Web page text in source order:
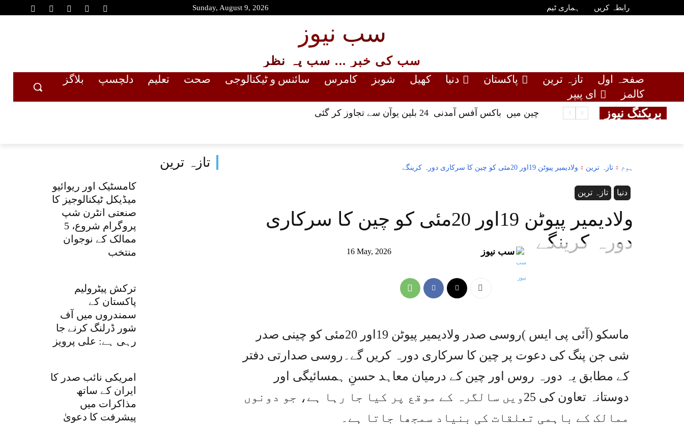
Sunday, August 9, 2026 رابطہ کریں ہماری ٹیم
سب نیوز
سب کی خبر ... سب پہ نظر
صفحہ اول تازہ ترین پاکستان دنیا کھیل شوبز کامرس سائنس و ٹیکنالوجی صحت تعلیم دلچسپ
بلاگز
کالمز
ای پیپر
بریکنگ نیوز چین میں باکس آفس آمدنی 24 بلین یوآن سے تجاوز کر گئی
تازہ ترین
کامسٹیک اور ریوائیو
میڈیکل ٹیکنالوجیز کا
صنعتی انٹرن شپ
پروگرام شروع، 5
ممالک کے نوجوان
منتخب
ترکش پیٹرولیم
پاکستان کے
سمندروں میں آف
شور ڈرلنگ کرنے جا
رہی ہے: علی پرویز
امریکی نائب صدر کا
ایران کے ساتھ
مذاکرات میں
پیشرفت کا دعویٰ
ہوم تازہ ترین ولادیمیر پیوٹن 19اور 20مئی کو چین کا سرکاری دورہ کرینگے
تازہ ترین دنیا
ولادیمیر پیوٹن 19اور 20مئی کو چین کا سرکاری
دورہ کرینگے
16 May, 2026 سب نیوز
ماسکو (آئی پی ایس )روسی صدر ولادیمیر پیوٹن 19اور 20مئی کو چینی صدر
شی جن پنگ کی دعوت پر چین کا سرکاری دورہ کریں گے۔روسی صدارتی دفتر
کے مطابق یہ دورہ روس اور چین کے درمیان معاہد حسنِ ہمسائیگی اور
دوستانہ تعاون کی 25ویں سالگرہ کے موقع پر کیا جا رہا ہے، جو دونوں
ممالک کے باہمی تعلقات کی بنیاد سمجھا جاتا ہے۔